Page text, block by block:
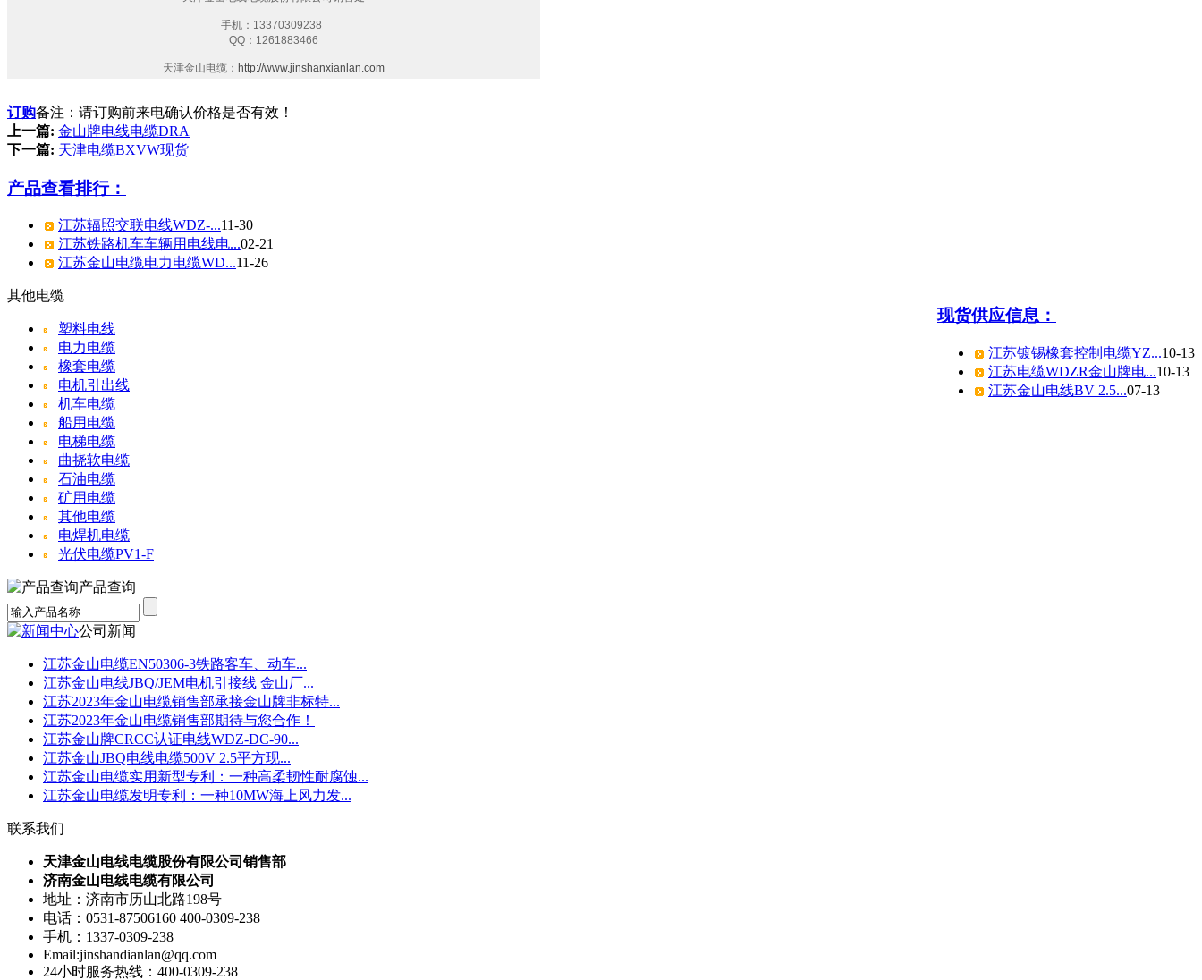
手机：13370309238
QQ：1261883466
天津金山电缆： http://www.jinshanxianlan.com
订购备注：请订购前来电确认价格是否有效！
上一篇: 金山牌电线电缆DRA
下一篇: 天津电缆BXVW现货
产品查看排行：
江苏辐照交联电线WDZ-...11-30
江苏铁路机车车辆用电线电...02-21
江苏金山电缆电力电缆WD...11-26
现货供应信息：
江苏镀锡橡套控制电缆YZ...10-13
江苏电缆WDZR金山牌电...10-13
江苏金山电线BV 2.5...07-13
其他电缆
塑料电线
电力电缆
橡套电缆
电机引出线
机车电缆
船用电缆
电梯电缆
曲挠软电缆
石油电缆
矿用电缆
其他电缆
电焊机电缆
光伏电缆PV1-F
产品查询
公司新闻
江苏金山电缆EN50306-3铁路客车、动车...
江苏金山电线JBQ/JEM电机引接线 金山厂...
江苏2023年金山电缆销售部承接金山牌非标特...
江苏2023年金山电缆销售部期待与您合作！
江苏金山牌CRCC认证电线WDZ-DC-90...
江苏金山JBQ电线电缆500V 2.5平方现...
江苏金山电缆实用新型专利：一种高柔韧性耐腐蚀...
江苏金山电缆发明专利：一种10MW海上风力发...
联系我们
天津金山电线电缆股份有限公司销售部
济南金山电线电缆有限公司
地址：济南市历山北路198号
电话：0531-87506160 400-0309-238
手机：1337-0309-238
Email:jinshandianlan@qq.com
24小时服务热线：400-0309-238